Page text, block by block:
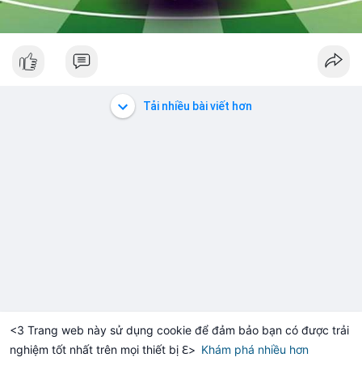
<3 Trang web này sử dụng cookie để đảm bảo bạn có được trải
nghiệm tốt nhất trên mọi thiết bị ℇ> Khám phá nhiều hơn
+0.17% SolanaSOL $72.64 -1.20%
Tải nhiều bài viết hơn